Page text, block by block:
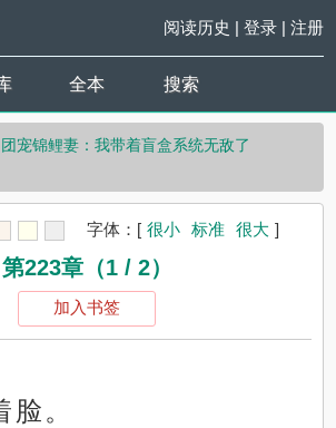
阅读历史 | 登录| 注册
全本 搜索
团宠锦鲤妻：我带着盲盒系统无敌了
字体： [ 很小 标准 很大 ]
第223章（1 / 2）
加入书签
。